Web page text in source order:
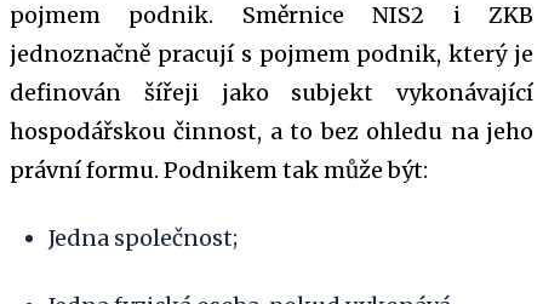
pojmem podnik. Směrnice NIS2 i ZKB
jednoznačně pracují s pojmem podnik, který je
definován šířeji jako subjekt vykonávající
hospodářskou činnost, a to bez ohledu na jeho
právní formu. Podnikem tak může být:
Jedna společnost;